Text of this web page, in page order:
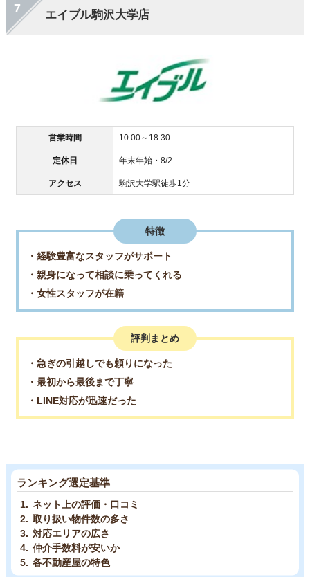
エイブル駒沢大学店
7
営業時間 10:00～18:30
定休日 年末年始・8/2
アクセス 駒沢大学駅徒歩1分
特徴
・経験豊富なスタッフがサポート
・親身になって相談に乗ってくれる
・女性スタッフが在籍
評判まとめ
・急ぎの引越しでも頼りになった
・最初から最後まで丁寧
・LINE対応が迅速だった
ランキング選定基準
ネット上の評価・口コミ
取り扱い物件数の多さ
対応エリアの広さ
仲介手数料が安いか
各不動産屋の特色